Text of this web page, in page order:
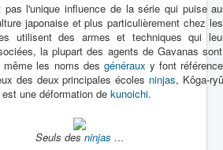
pas l'unique influence de la série qui puise
japonaise et plus particulièrement chez
utilisent des armes et techniques qui
la plupart des agents de Gavanas
même les noms des généraux y font
des deux principales écoles ninjas, Kôga-
une déformation de kunoichi.
Seuls des ninjas …